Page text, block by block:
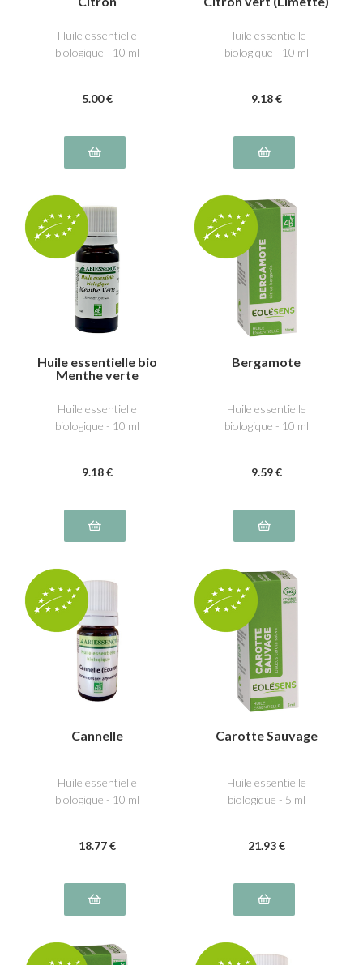
Huile essentielle
biologique - 10 ml
5.00 €
Huile essentielle
biologique - 10 ml
9.18 €
Huile essentielle bio
Menthe verte
Huile essentielle
biologique - 10 ml
9.18 €
Bergamote
Huile essentielle
biologique - 10 ml
9.59 €
Cannelle
Huile essentielle
biologique - 10 ml
18.77 €
Carotte Sauvage
Huile essentielle
biologique - 5 ml
21.93 €